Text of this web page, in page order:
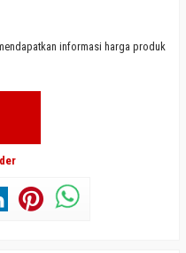
informasi harga produk